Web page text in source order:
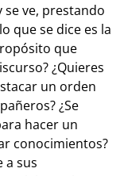
se ve, prestando
que se dice es la
que
¿Quieres
un orden
¿Se
hacer un
conocimientos?
a sus